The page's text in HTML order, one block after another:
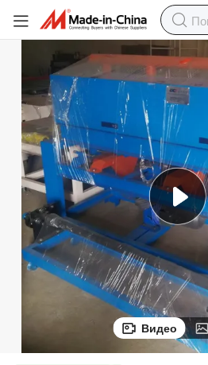
строительного оборудования
Машина для производства ПВХ
Видео